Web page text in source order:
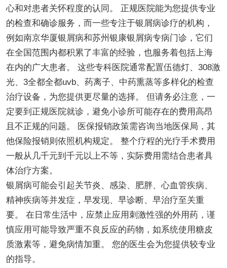
心和对患者关怀程度的认同。 正规医院能为您提供专业
的检查和确诊服务，而一些专注于银屑病诊疗的机构，
例如南京华厦银屑病和苏州银康银屑病专病门诊，它们
在全国范围内都积累了丰富的经验，也服务着包括上海
在内的广大患者。 这些专科医院通常配置伍德灯、308激
光、3全都全都uvb、药离子、中药熏蒸等多样化的检查
治疗设备，为您提供更尽量的选择。 但请务必注意，一
定要到正规医院就诊，避免小诊所可能存在的费用高昂
且不正规的问题。 医保报销政策需咨询当地医保局，其
他保险报销则依照机构规定。 整个疗程的光疗手术费用
一般从几千元到千元以上不等，实际费用需结合患者具
体治疗方案。
银屑病可能会引起关节炎、感染、肥胖、心血管疾病、
精神疾病等并发症，早发现、早诊断、早治疗至关重
要。 在日常生活中，应禁止应用刺激性强的外用药，谨
慎应用可能导致严重不良反应的药物，如系统使用糖皮
质激素等，避免病情加重。 您的医生会为您提供较专业
的指导。